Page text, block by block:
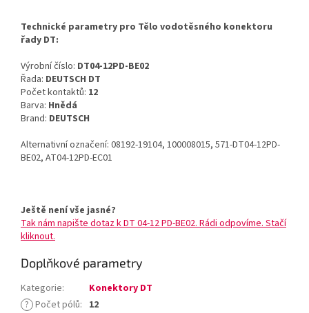
Technické parametry pro Tělo vodotěsného konektoru
řady DT:
Výrobní číslo: DT04-12PD-BE02
Řada: DEUTSCH DT
Počet kontaktů: 12
Barva: Hnědá
Brand: DEUTSCH
Alternativní označení: 08192-19104, 100008015, 571-DT04-12PD-
BE02, AT04-12PD-EC01
Ještě není vše jasné?
Tak nám napište dotaz k DT 04-12 PD-BE02. Rádi odpovíme. Stačí
kliknout.
Doplňkové parametry
Kategorie:
Konektory DT
? Počet pólů: 12